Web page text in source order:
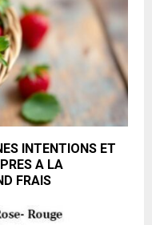
INTENTIONS ET
A LA
FRAIS